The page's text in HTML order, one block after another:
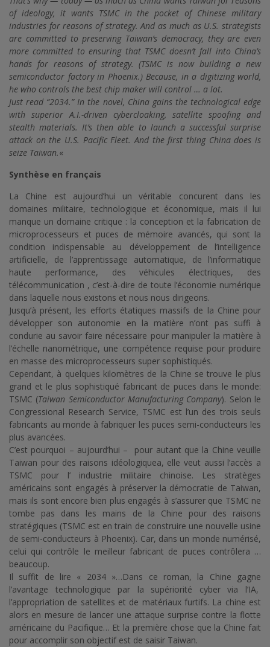
of ideology, it wants TSMC in the pocket of Chinese military
industries for reasons of strategy. And as much as U.S. strategists
are committed to preserving Taiwan’s democracy, they are even
more committed to ensuring that TSMC doesn’t fall into China’s
hands for reasons of strategy. (TSMC is now building a new
semiconductor factory in Phoenix.) Because, in a digitizing world,
he who controls the best chip maker will control … a lot.
Just read “2034.” In the novel, China gains the technological edge
with superior A.I.-driven cybercloaking, satellite spoofing and
stealth materials. It’s then able to launch a successful surprise
attack on the U.S. Pacific Fleet. And the first thing China does is
seize Taiwan.«
Synthèse en français
La Chine est aujourd’hui un véritable concurent dans les
domaines militaire, technologique et économique, mais il lui
manque un domaine critique : la conception et la fabrication de
microprocesseurs et puces de mémoire avancés, qui sont la
condition indispensable au développement de l’intelligence
artificielle, de l’apprentissage automatique, de l’informatique
haute performance, des véhicules électriques, des
télécommunication , c’est-à-dire de toute l’économie numérique
dans laquelle nous existons et nous nous dirigeons.
Jusqu’à présent, les efforts étatiques massifs de la Chine pour
développer son autonomie en la matière n’ont pas suffi à
condurie au savoir faire nécessaire pour manipuler la matière à
l’échelle nanométrique, une compétence requise pour produire
en masse des microprocesseurs super sophistiqués.
Cependant, à quelques kilomètres de la Chine se trouve le plus
grand et le plus sophistiqué fabricant de puces dans le monde:
TSMC (Taiwan Semiconductor Manufacturing Company). Selon le
Congressional Research Service, TSMC est l’un des trois seuls
fabricants au monde à fabriquer les puces semi-conducteurs les
plus avancées.
C’est pourquoi – aujourd’hui – pour autant que la Chine veuille
Taiwan pour des raisons idéologiquea, elle veut aussi l’accès a
TSMC pour l’ industrie militaire chinoise. Les stratèges
américains sont engagés à préserver la démocratie de Taiwan,
mais ils sont encore bien plus engagés à s’assurer que TSMC ne
tombe pas dans les mains de la Chine pour des raisons
stratégiques (TSMC est en train de construire une nouvelle usine
de semi-conducteurs à Phoenix). Car, dans un monde numérisé,
celui qui contrôle le meilleur fabricant de puces contrôlera …
beaucoup.
Il suffit de lire « 2034 »…Dans ce roman, la Chine gagne
l’avantage technologique par la supériorité cyber via l’IA,
l’appropriation de satellites et de matériaux furtifs. La chine est
alors en mesure de lancer une attaque surprise contre la flotte
américaine du Pacifique… Et la première chose que la Chine fait
pour accomplir son objectif est de saisir Taiwan.